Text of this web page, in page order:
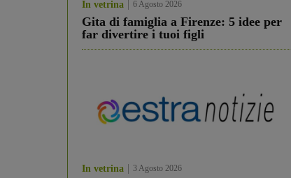
In vetrina 6 Agosto 2026
Gita di famiglia a Firenze: 5 idee per
far divertire i tuoi figli
In vetrina 3 Agosto 2026